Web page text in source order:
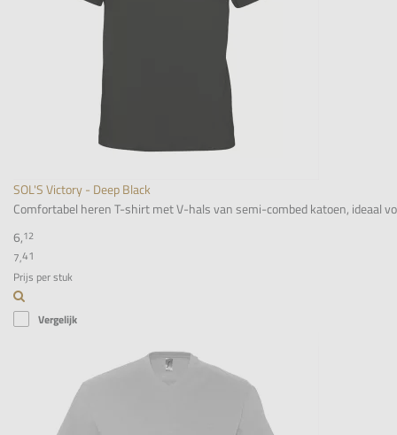
SOL'S Victory - Deep Black
Comfortabel heren T-shirt met V-hals van semi-combed katoen, ideaal
6,12
7,41
Prijs per stuk
Vergelijk